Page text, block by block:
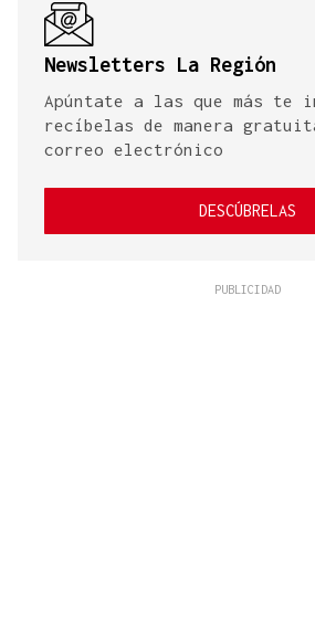
Newsletters La Región
Apúntate a las que más te
recíbelas de manera
correo electrónico
DESCÚBRELAS